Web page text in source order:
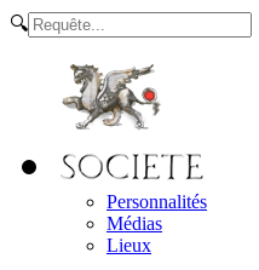
🔍
Personnalités
Médias
Lieux